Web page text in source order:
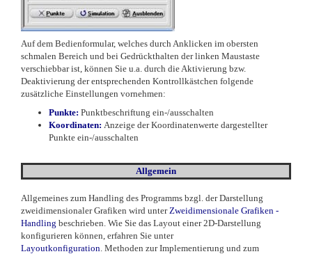
Auf dem Bedienformular, welches durch Anklicken im obersten
schmalen Bereich und bei Gedrückthalten der linken Maustaste
verschiebbar ist, können Sie u.a. durch die Aktivierung bzw.
Deaktivierung der entsprechenden Kontrollkästchen folgende
zusätzliche Einstellungen vornehmen:
Punkte: Punktbeschriftung ein-/ausschalten
Koordinaten: Anzeige der Koordinatenwerte dargestellter
Punkte ein-/ausschalten
Allgemein
Allgemeines zum Handling des Programms bzgl. der Darstellung
zweidimensionaler Grafiken wird unter Zweidimensionale Grafiken -
Handling beschrieben. Wie Sie das Layout einer 2D-Darstellung
konfigurieren können, erfahren Sie unter
Layoutkonfiguration . Methoden zur Implementierung und zum